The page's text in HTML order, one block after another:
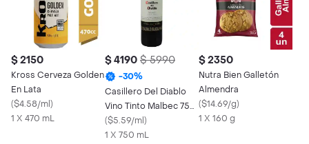
$ 2150
Kross Cerveza Golden
En Lata
($4.58/ml)
1 X 470 mL
$ 4190 $ 5990
-30%
Casillero Del Diablo
Vino Tinto Malbec 750
cc
($5.59/ml)
1 X 750 mL
$ 2350
Nutra Bien Galletón
Almendra
($14.69/g)
1 X 160 g